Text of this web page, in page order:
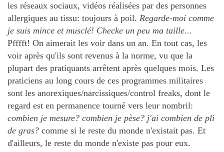
les réseaux sociaux, vidéos réalisées par des personnes
allergiques au tissu: toujours à poil. Regarde-moi comme
je suis mince et musclé! Checke un peu ma taille...
Pfffft! On aimerait les voir dans un an. En tout cas, les
voir après qu'ils sont revenus à la norme, vu que la
plupart des pratiquants arrêtent après quelques mois. Les
praticiens au long cours de ces programmes militaires
sont les anorexiques/narcissiques/control freaks, dont le
regard est en permanence tourné vers leur nombril:
combien je mesure? combien je pèse? j'ai combien de pli
de gras? comme si le reste du monde n'existait pas. Et
d'ailleurs, le reste du monde n'existe pas pour eux.